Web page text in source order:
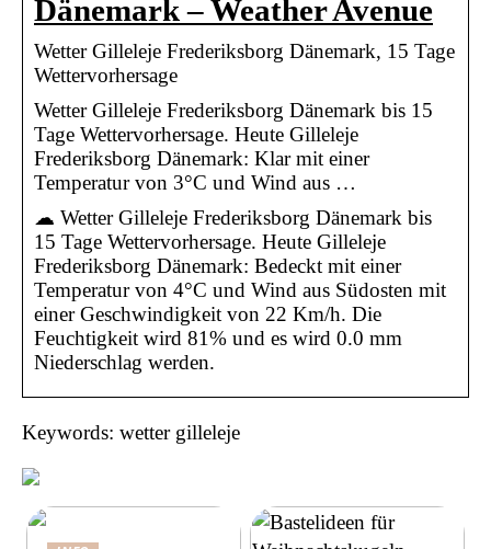
Dänemark – Weather Avenue
Wetter Gilleleje Frederiksborg Dänemark, 15 Tage
Wettervorhersage
Wetter Gilleleje Frederiksborg Dänemark bis 15
Tage Wettervorhersage. Heute Gilleleje
Frederiksborg Dänemark: Klar mit einer
Temperatur von 3°C und Wind aus …
☁ Wetter Gilleleje Frederiksborg Dänemark bis
15 Tage Wettervorhersage. Heute Gilleleje
Frederiksborg Dänemark: Bedeckt mit einer
Temperatur von 4°C und Wind aus Südosten mit
einer Geschwindigkeit von 22 Km/h. Die
Feuchtigkeit wird 81% und es wird 0.0 mm
Niederschlag werden.
Keywords: wetter gilleleje